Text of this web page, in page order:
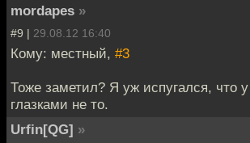
mordapes »
#9 | 29.08.12 16:40
Кому: местный, #3
Тоже заметил? Я уж испугался, что
глазками не то.
Urfin[QG] »